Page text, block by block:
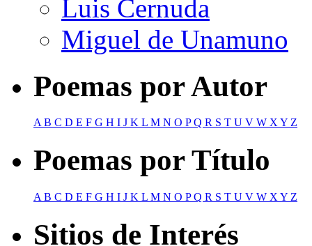
Luis Cernuda
Miguel de Unamuno
Poemas por Autor
AB C D E F G H I J K L M N O PQ R S T U V W XY Z
Poemas por Título
A B C D E F G H I J K L M N O PQ R S T U V W X Y Z
Sitios de Interés